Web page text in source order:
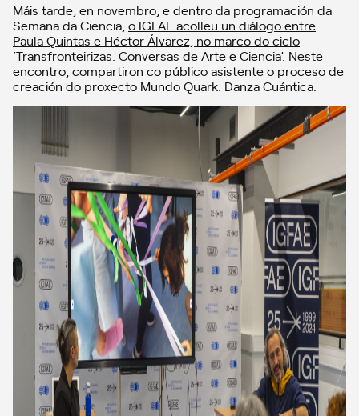
Máis tarde, en novembro, e dentro da programación da
Semana da Ciencia, o IGFAE acolleu un diálogo entre
Paula Quintas e Héctor Álvarez, no marco do ciclo
‘Transfronteirizas. Conversas de Arte e Ciencia’. Neste
encontro, compartiron co público asistente o proceso de
creación do proxecto Mundo Quark: Danza Cuántica.